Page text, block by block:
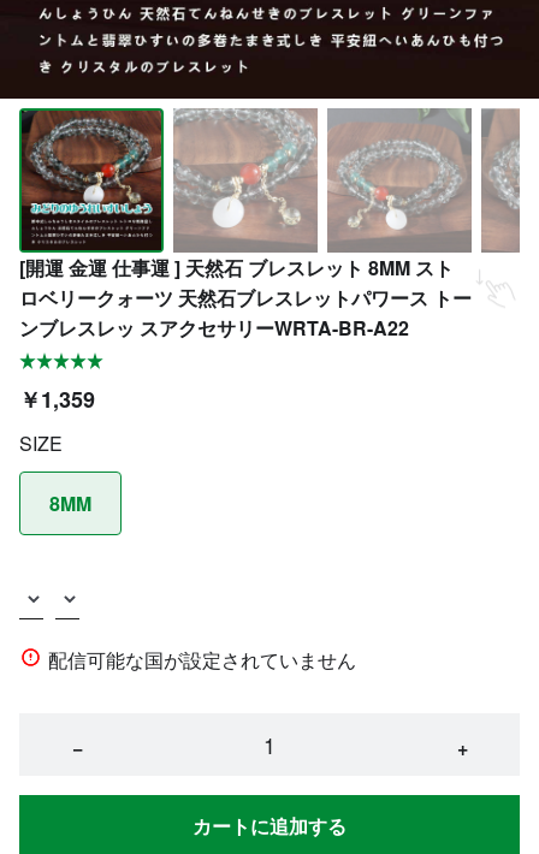
[開運 金運 仕事運 ] 天然石 ブレスレット 8MM スト
ロベリークォーツ 天然石ブレスレットパワース トー
ンブレスレッ スアクセサリーWRTA-BR-A22
￥1,359
SIZE
8MM
配信可能な国が設定されていません
− +
カートに追加する